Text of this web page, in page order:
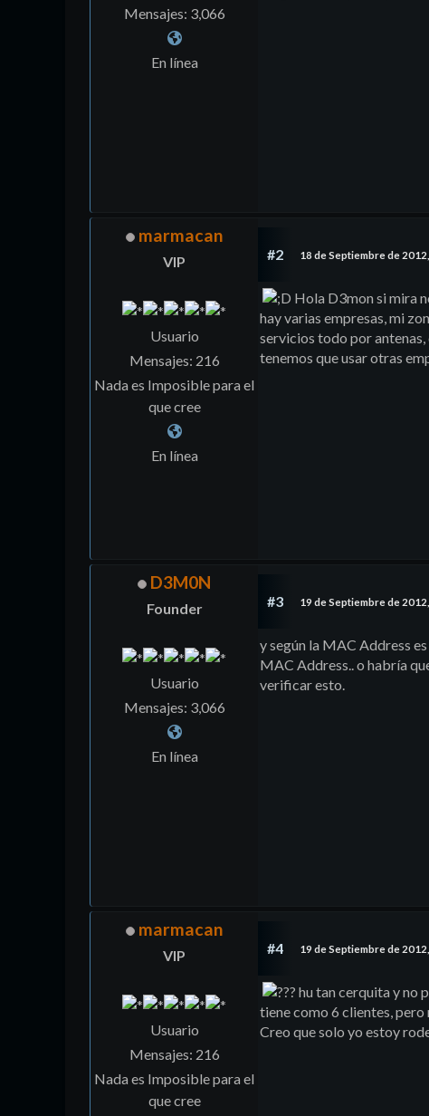
Mensajes: 3,066
En línea
marmacan
VIP
Usuario
Mensajes: 216
Nada es Imposible para el
que cree
En línea
#2 18 de Septiembre de
Hola D3mon si mira
hay varias empresas, mi
servicios todo por antenas,
tenemos que usar otras
D3M0N
Founder
Usuario
Mensajes: 3,066
En línea
#3 19 de Septiembre de
y según la MAC Address
MAC Address.. o habría
verificar esto.
marmacan
VIP
Usuario
Mensajes: 216
Nada es Imposible para el
que cree
#4 19 de Septiembre de
hu tan cerquita y no
tiene como 6 clientes, pero
Creo que solo yo estoy